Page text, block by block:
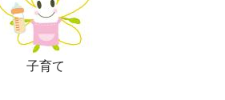
子育て